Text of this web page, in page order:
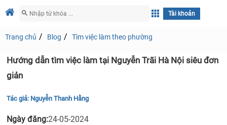
Tài khoản
Trang chủ Blog Tìm việc làm theo phường
Hướng dẫn tìm việc làm tại Nguyễn Trãi Hà Nội siêu đơn
giản
Tác giả: Nguyễn Thanh Hằng
Ngày đăng:24-05-2024